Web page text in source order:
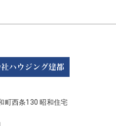
町西条130 昭和住宅